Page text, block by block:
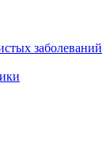
заболеваний